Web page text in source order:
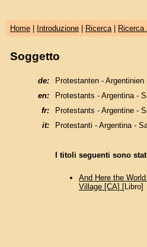
Home| Introduzione| Ricerca| Ricerca
Soggetto
de:
Protestanten -
en:
Protestants - Argentina -
fr:
Protestants - Argentine -
it:
Protestanti - Argentina -
I titoli seguenti sono
And Here the
Village [CA] [Libro]